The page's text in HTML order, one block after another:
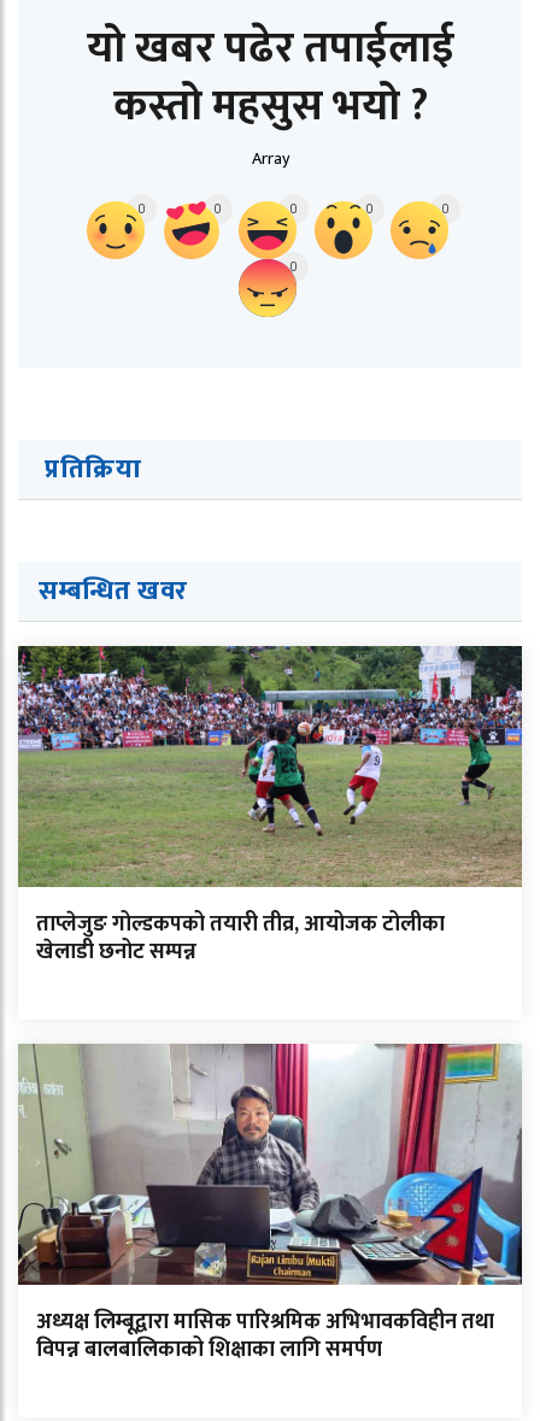
यो खबर पढेर तपाईलाई
कस्तो महसुस भयो ?
Array
0 0 0 0 0
0
प्रतिक्रिया
सम्बन्धित खवर
ताप्लेजुङ गोल्डकपको तयारी तीव्र, आयोजक टोलीका
खेलाडी छनोट सम्पन्न
अध्यक्ष लिम्बूद्वारा मासिक पारिश्रमिक अभिभावकविहीन तथा
विपन्न बालबालिकाको शिक्षाका लागि समर्पण